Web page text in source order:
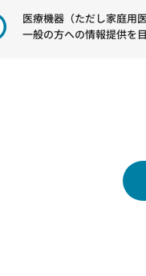
は、日本睡眠学会第
日本睡眠学
医療機器（ただし家庭用
一般の方への情報提供を